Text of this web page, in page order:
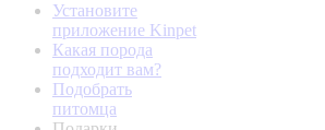
Установите
приложение Kinpet
Какая порода
подходит вам?
Подобрать
питомца